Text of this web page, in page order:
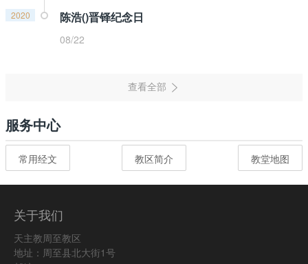
2020 陈浩()晋铎纪念日
08/22
服务中心
常用经文 教区简介 教堂地图
关于我们
天主教周至教区
地址：周至县北大街1号